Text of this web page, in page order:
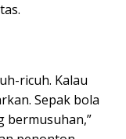
ricuh. Kalau
Sepak bola
bermusuhan,”